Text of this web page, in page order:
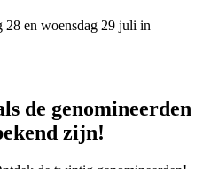
28 en woensdag 29 juli in
de genomineerden
zijn!